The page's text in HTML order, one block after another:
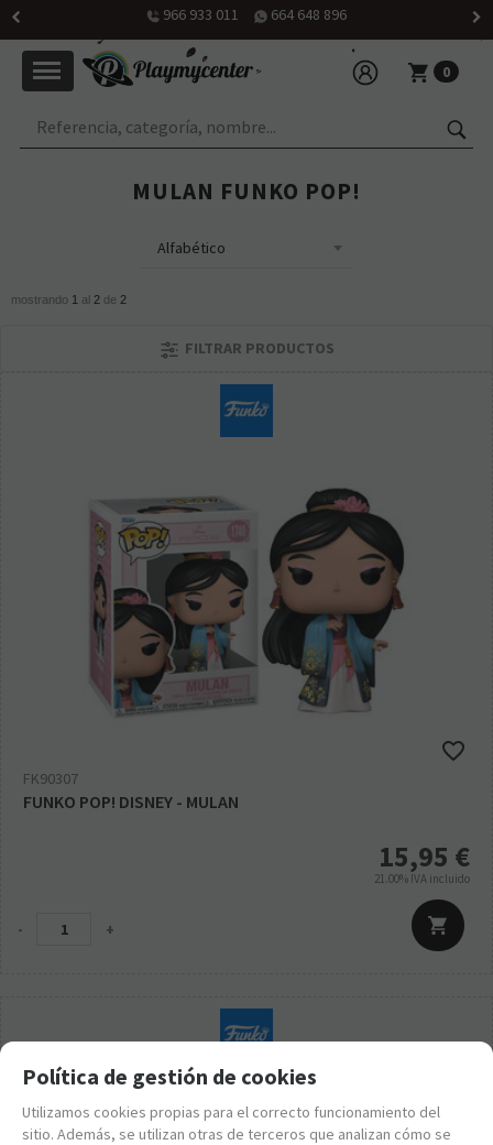
966 933 011 664 648 896
0
MULAN FUNKO POP!
mostrando 1 al 2 de 2
FILTRAR PRODUCTOS
FK90307
FUNKO POP! DISNEY - MULAN
15,95 €
21.00% IVA incluido
- +
Política de gestión de cookies
Utilizamos cookies propias para el correcto funcionamiento del
sitio. Además, se utilizan otras de terceros que analizan cómo se